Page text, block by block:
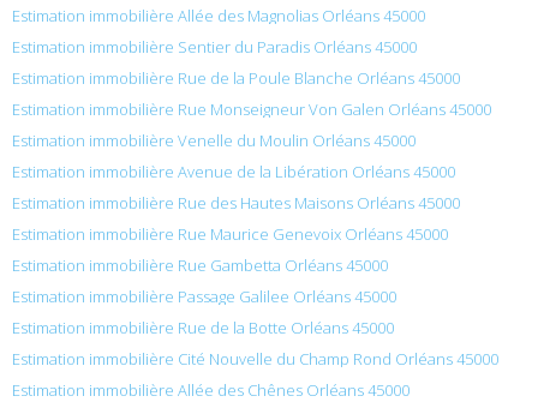
Estimation immobilière Allée des Magnolias Orléans 45000
Estimation immobilière Sentier du Paradis Orléans 45000
Estimation immobilière Rue de la Poule Blanche Orléans 45000
Estimation immobilière Rue Monseigneur Von Galen Orléans 45000
Estimation immobilière Venelle du Moulin Orléans 45000
Estimation immobilière Avenue de la Libération Orléans 45000
Estimation immobilière Rue des Hautes Maisons Orléans 45000
Estimation immobilière Rue Maurice Genevoix Orléans 45000
Estimation immobilière Rue Gambetta Orléans 45000
Estimation immobilière Passage Galilee Orléans 45000
Estimation immobilière Rue de la Botte Orléans 45000
Estimation immobilière Cité Nouvelle du Champ Rond Orléans 45000
Estimation immobilière Allée des Chênes Orléans 45000